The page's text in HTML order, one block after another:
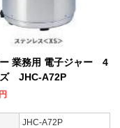
業務用 電子ジャー 4
JHC-A72P
円
JHC-A72P